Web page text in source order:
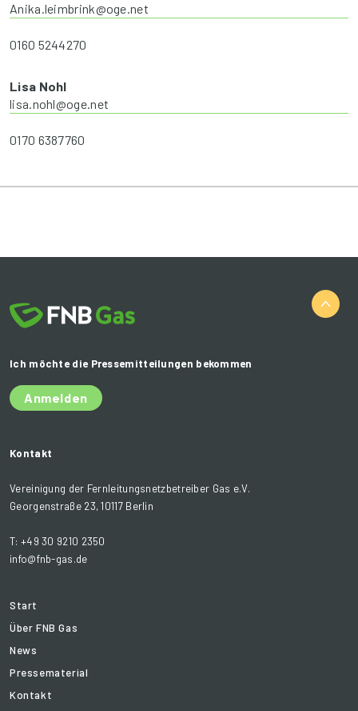
Anika.leimbrink@oge.net
0160 5244270
Lisa Nohl
lisa.nohl@oge.net
0170 6387760
Ich möchte die Pressemitteilungen bekommen
Anmelden
Kontakt
Vereinigung der Fernleitungsnetzbetreiber Gas e.V.
Georgenstraße 23, 10117 Berlin
T: +49 30 9210 2350
info@fnb-gas.de
Start
Über FNB Gas
News
Pressematerial
Kontakt